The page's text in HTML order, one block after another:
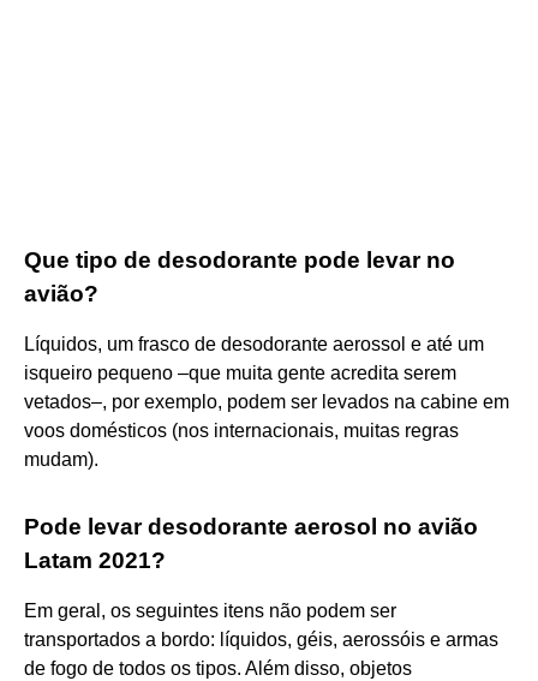
Que tipo de desodorante pode levar no
avião?
Líquidos, um frasco de desodorante aerossol e até um
isqueiro pequeno –que muita gente acredita serem
vetados–, por exemplo, podem ser levados na cabine em
voos domésticos (nos internacionais, muitas regras
mudam).
Pode levar desodorante aerosol no avião
Latam 2021?
Em geral, os seguintes itens não podem ser
transportados a bordo: líquidos, géis, aerossóis e armas
de fogo de todos os tipos. Além disso, objetos